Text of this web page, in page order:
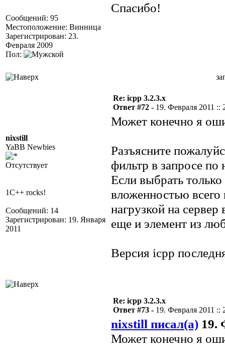
Сообщений: 95
Местоположение: Винница
Зарегистрирован: 23.
Февраля 2009
Пол:
Спасибо!
nixstill
YaBB Newbies
Отсутствует
1C++ rocks!
Сообщений: 14
Зарегистрирован: 19. Января
2011
Re: icpp 3.2.3.x
Ответ #72 - 19. Февраля 2011 ::
Может конечно я
Разъясните
фильтр в запросе
Если выбрать
вложенностью всего
нагрузкой на
еще и элемент из
Версия icpp
Re: icpp 3.2.3.x
Ответ #73 - 19. Февраля 2011 ::
nixstill писал(а) 19.
Может конечно я